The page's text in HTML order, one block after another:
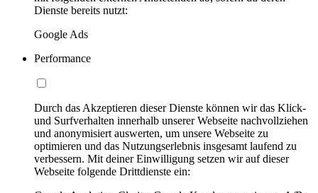
Dienste bereits nutzt:
Google Ads
Performance
Durch das Akzeptieren dieser Dienste können wir das Klick-
und Surfverhalten innerhalb unserer Webseite nachvollziehen
und anonymisiert auswerten, um unsere Webseite zu
optimieren und das Nutzungserlebnis insgesamt laufend zu
verbessern. Mit deiner Einwilligung setzen wir auf dieser
Webseite folgende Drittdienste ein: